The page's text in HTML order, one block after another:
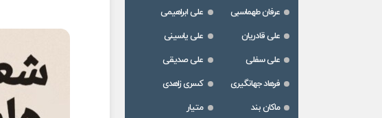
عرفان طهماسبی
علی ابراهیمی
علی قادریان
علی یاسینی
علی سفلی
علی صدیقی
فرهاد جهانگیری
کسری زاهدی
ماکان بند
متیار